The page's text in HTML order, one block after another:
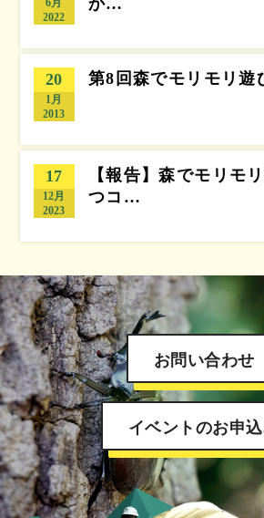
6月
2022
か…
20
1月
2013
第8回森でモリモリ遊
17
12月
2023
【報告】森でモリモ
つコ…
お問い合わせ
イベントのお申